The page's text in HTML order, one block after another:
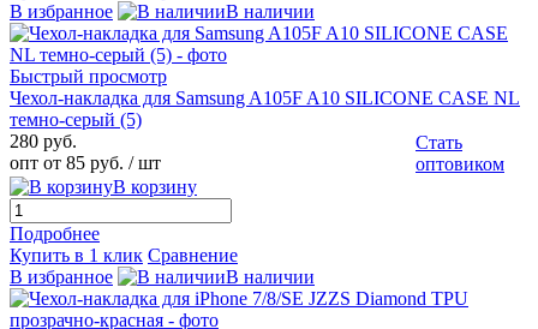
В избранное
В наличии
Быстрый просмотр
Чехол-накладка для Samsung A105F A10 SILICONE CASE NL
темно-серый (5)
280 руб.
опт от 85 руб. / шт
Стать
оптовиком
В корзину
Подробнее
Купить в 1 клик Сравнение
В избранное
В наличии